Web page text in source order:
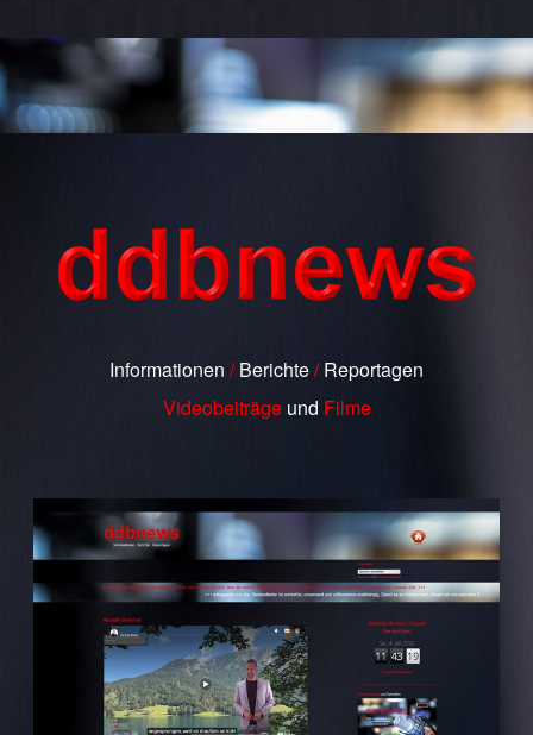
Informationen /Berichte/Reportagen
Videobeiträge und Filme